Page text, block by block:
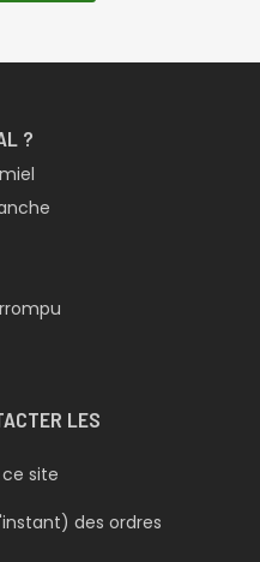
?
LES
site
des ordres